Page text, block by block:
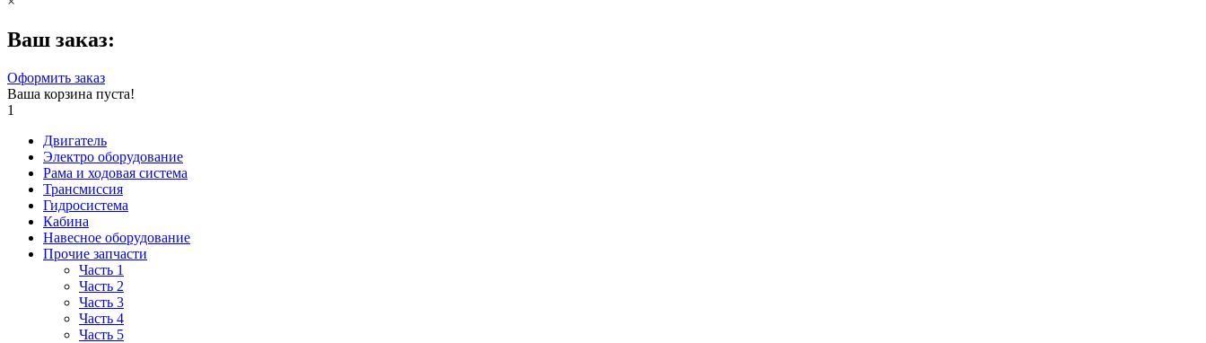
Ваш заказ:
Оформить заказ
Ваша корзина пуста!
1
Двигатель
Электро оборудование
Рама и ходовая система
Трансмиссия
Гидросистема
Кабина
Навесное оборудование
Прочие запчасти
Часть 1
Часть 2
Часть 3
Часть 4
Часть 5